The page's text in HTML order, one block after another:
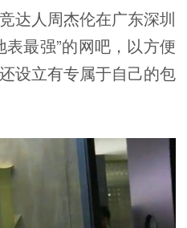
达人周杰伦在广东深圳
最强”的网吧，以方便
设立有专属于自己的包